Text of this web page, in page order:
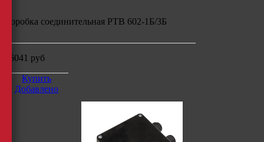
Коробка соединительная РТВ 602-1Б/3Б
16041 руб
Купить
Добавлено